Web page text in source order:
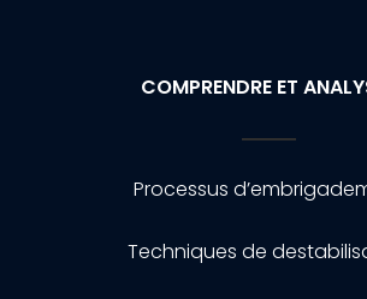
COMPRENDRE ET
Processus
Techniques de